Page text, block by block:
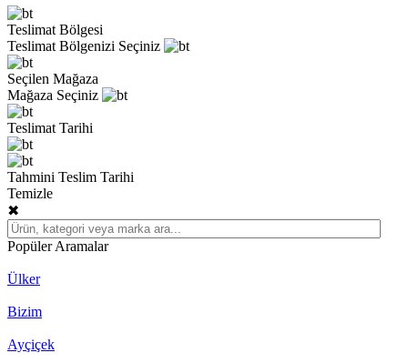
Teslimat Bölgesi
Teslimat Bölgenizi Seçiniz
Seçilen Mağaza
Mağaza Seçiniz
Teslimat Tarihi
Tahmini Teslim Tarihi
Temizle
✖
Popüler Aramalar
Ülker
Bizim
Ayçiçek